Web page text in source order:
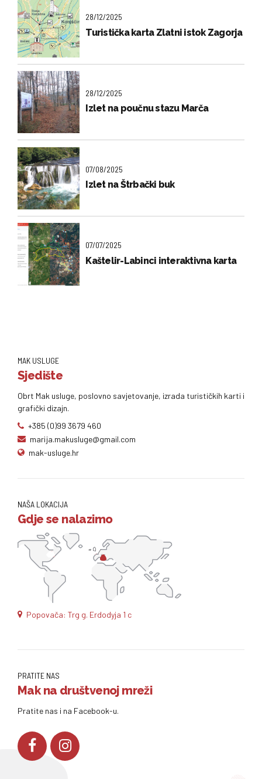
28/12/2025
Turistička karta Zlatni istok Zagorja
28/12/2025
Izlet na poučnu stazu Marča
07/08/2025
Izlet na Štrbački buk
07/07/2025
Kaštelir-Labinci interaktivna karta
MAK USLUGE
Sjedište
Obrt Mak usluge, poslovno savjetovanje, izrada turističkih karti i
grafički dizajn.
+385 (0)99 3679 460
marija.makusluge@gmail.com
mak-usluge.hr
NAŠA LOKACIJA
Gdje se nalazimo
Popovača: Trg g. Erdodyja 1 c
PRATITE NAS
Mak na društvenoj mreži
Pratite nas i na Facebook-u.